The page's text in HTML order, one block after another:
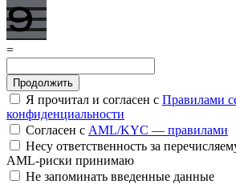
=
Я прочитал и согласен с Правилами
конфиденциальности
Согласен с AML/KYC — правилами
Несу ответственность за
AML-риски принимаю
Не запоминать введенные данные